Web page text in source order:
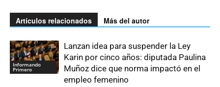
Artículos relacionados Más del autor
Informando
Primero
Lanzan idea para suspender la Ley
Karin por cinco años: diputada Paulina
Muñoz dice que norma impactó en el
empleo femenino